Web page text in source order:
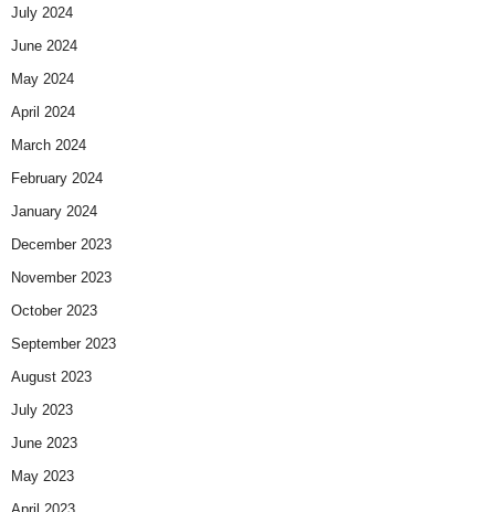
July 2024
June 2024
May 2024
April 2024
March 2024
February 2024
January 2024
December 2023
November 2023
October 2023
September 2023
August 2023
July 2023
June 2023
May 2023